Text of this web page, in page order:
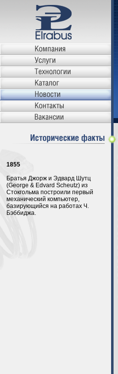
1855
Братья Джорж и Эдвард Шутц
(George & Edvard Scheutz) из
Стокгольма построили первый
механический компьютер,
базирующийся на работах Ч.
Бэббиджа.